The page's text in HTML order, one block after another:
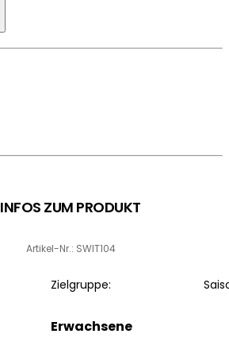
INFOS ZUM PRODUKT
Artikel-Nr.: SWIT104
Zielgruppe:
Erwachsene